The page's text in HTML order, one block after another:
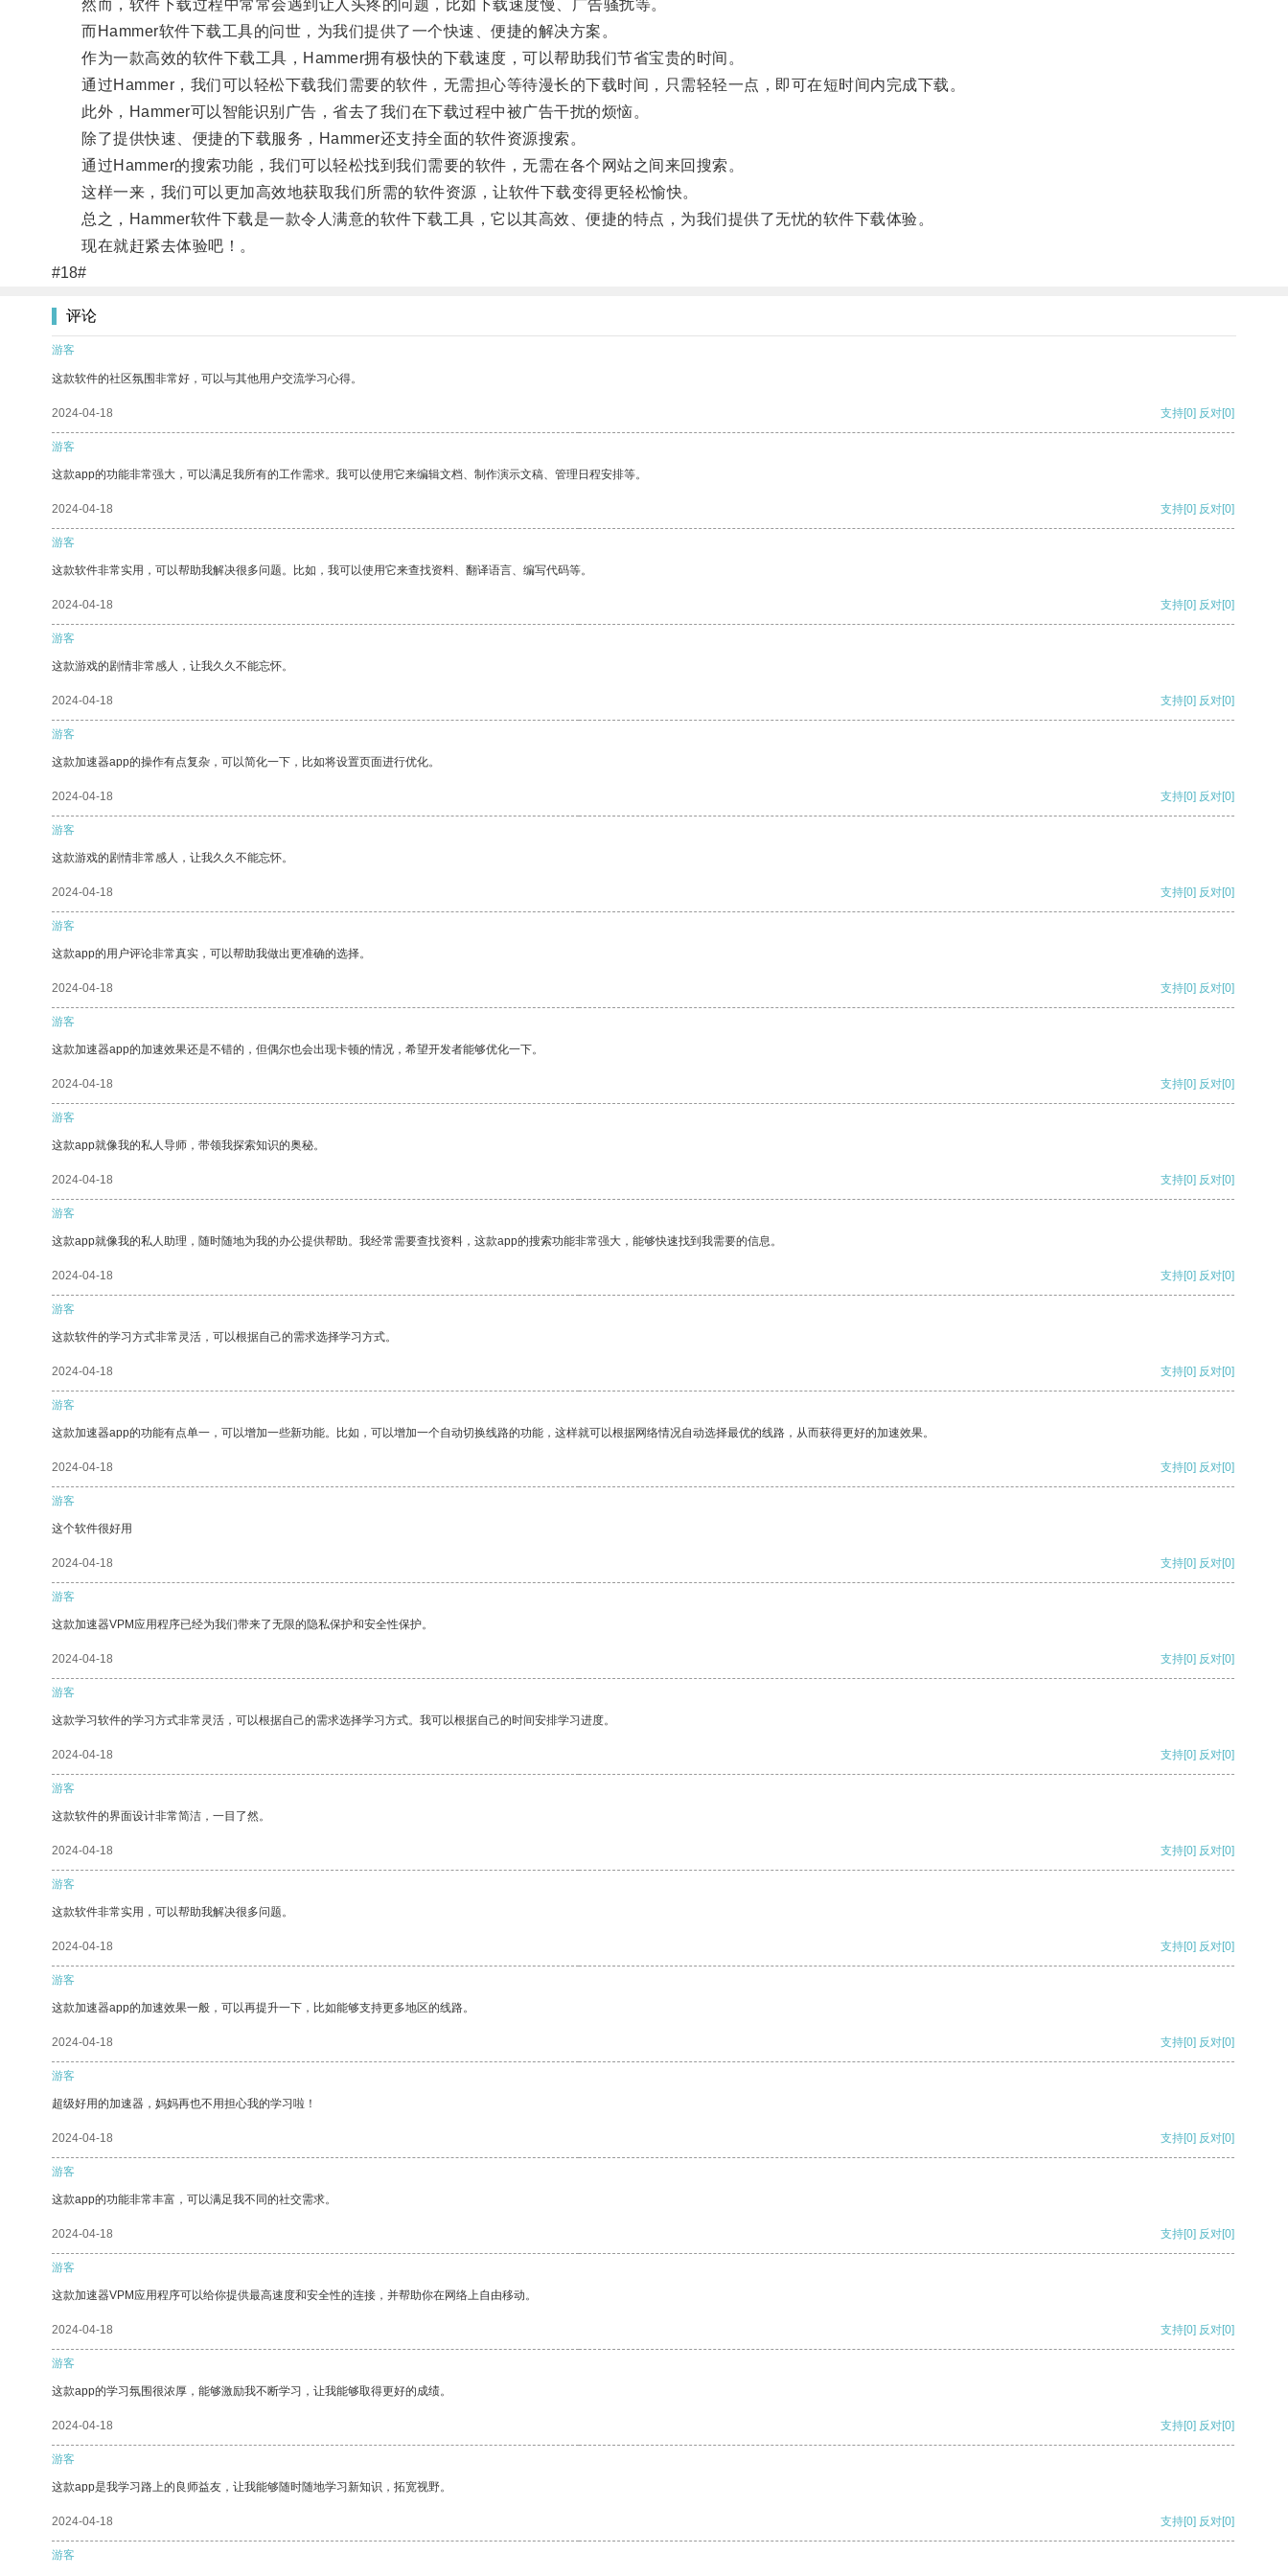
然而，软件下载过程中常常会遇到让人头疼的问题，比如下载速度慢、广告骚扰等。
而Hammer软件下载工具的问世，为我们提供了一个快速、便捷的解决方案。
作为一款高效的软件下载工具，Hammer拥有极快的下载速度，可以帮助我们节省宝贵的时间。
通过Hammer，我们可以轻松下载我们需要的软件，无需担心等待漫长的下载时间，只需轻轻一点，即可在短时间内完成下载。
此外，Hammer可以智能识别广告，省去了我们在下载过程中被广告干扰的烦恼。
除了提供快速、便捷的下载服务，Hammer还支持全面的软件资源搜索。
通过Hammer的搜索功能，我们可以轻松找到我们需要的软件，无需在各个网站之间来回搜索。
这样一来，我们可以更加高效地获取我们所需的软件资源，让软件下载变得更轻松愉快。
总之，Hammer软件下载是一款令人满意的软件下载工具，它以其高效、便捷的特点，为我们提供了无忧的软件下载体验。
现在就赶紧去体验吧！。
#18#
评论
游客
这款软件的社区氛围非常好，可以与其他用户交流学习心得。
2024-04-18 支持[0] 反对[0]
游客
这款app的功能非常强大，可以满足我所有的工作需求。我可以使用它来编辑文档、制作演示文稿、管理日程安排等。
2024-04-18 支持[0] 反对[0]
游客
这款软件非常实用，可以帮助我解决很多问题。比如，我可以使用它来查找资料、翻译语言、编写代码等。
2024-04-18 支持[0] 反对[0]
游客
这款游戏的剧情非常感人，让我久久不能忘怀。
2024-04-18 支持[0] 反对[0]
游客
这款加速器app的操作有点复杂，可以简化一下，比如将设置页面进行优化。
2024-04-18 支持[0] 反对[0]
游客
这款游戏的剧情非常感人，让我久久不能忘怀。
2024-04-18 支持[0] 反对[0]
游客
这款app的用户评论非常真实，可以帮助我做出更准确的选择。
2024-04-18 支持[0] 反对[0]
游客
这款加速器app的加速效果还是不错的，但偶尔也会出现卡顿的情况，希望开发者能够优化一下。
2024-04-18 支持[0] 反对[0]
游客
这款app就像我的私人导师，带领我探索知识的奥秘。
2024-04-18 支持[0] 反对[0]
游客
这款app就像我的私人助理，随时随地为我的办公提供帮助。我经常需要查找资料，这款app的搜索功能非常强大，能够快速找到我需要的信息。
2024-04-18 支持[0] 反对[0]
游客
这款软件的学习方式非常灵活，可以根据自己的需求选择学习方式。
2024-04-18 支持[0] 反对[0]
游客
这款加速器app的功能有点单一，可以增加一些新功能。比如，可以增加一个自动切换线路的功能，这样就可以根据网络情况自动选择最优的线路，从而获得更好的加速效果。
2024-04-18 支持[0] 反对[0]
游客
这个软件很好用
2024-04-18 支持[0] 反对[0]
游客
这款加速器VPM应用程序已经为我们带来了无限的隐私保护和安全性保护。
2024-04-18 支持[0] 反对[0]
游客
这款学习软件的学习方式非常灵活，可以根据自己的需求选择学习方式。我可以根据自己的时间安排学习进度。
2024-04-18 支持[0] 反对[0]
游客
这款软件的界面设计非常简洁，一目了然。
2024-04-18 支持[0] 反对[0]
游客
这款软件非常实用，可以帮助我解决很多问题。
2024-04-18 支持[0] 反对[0]
游客
这款加速器app的加速效果一般，可以再提升一下，比如能够支持更多地区的线路。
2024-04-18 支持[0] 反对[0]
游客
超级好用的加速器，妈妈再也不用担心我的学习啦！
2024-04-18 支持[0] 反对[0]
游客
这款app的功能非常丰富，可以满足我不同的社交需求。
2024-04-18 支持[0] 反对[0]
游客
这款加速器VPM应用程序可以给你提供最高速度和安全性的连接，并帮助你在网络上自由移动。
2024-04-18 支持[0] 反对[0]
游客
这款app的学习氛围很浓厚，能够激励我不断学习，让我能够取得更好的成绩。
2024-04-18 支持[0] 反对[0]
游客
这款app是我学习路上的良师益友，让我能够随时随地学习新知识，拓宽视野。
2024-04-18 支持[0] 反对[0]
游客